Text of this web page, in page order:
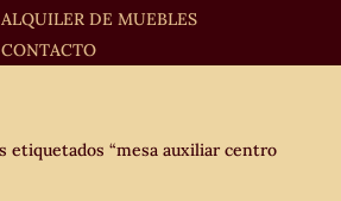
ALQUILER DE MUEBLES
CONTACTO
“mesa auxiliar centro